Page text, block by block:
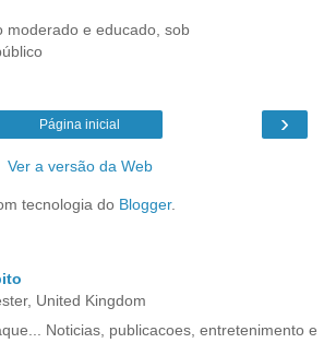
moderado e educado, sob
›
Página inicial
Ver a versão da Web
tecnologia do Blogger.
United Kingdom
Noticias, publicacoes, entretenimento e